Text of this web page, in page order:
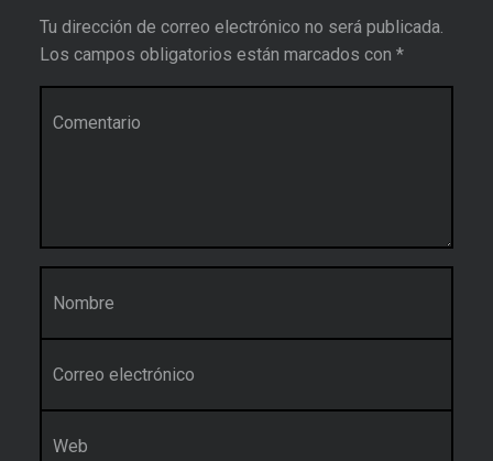
Tu dirección de correo electrónico no será publicada.
Los campos obligatorios están marcados con *
Nombre
*
Web